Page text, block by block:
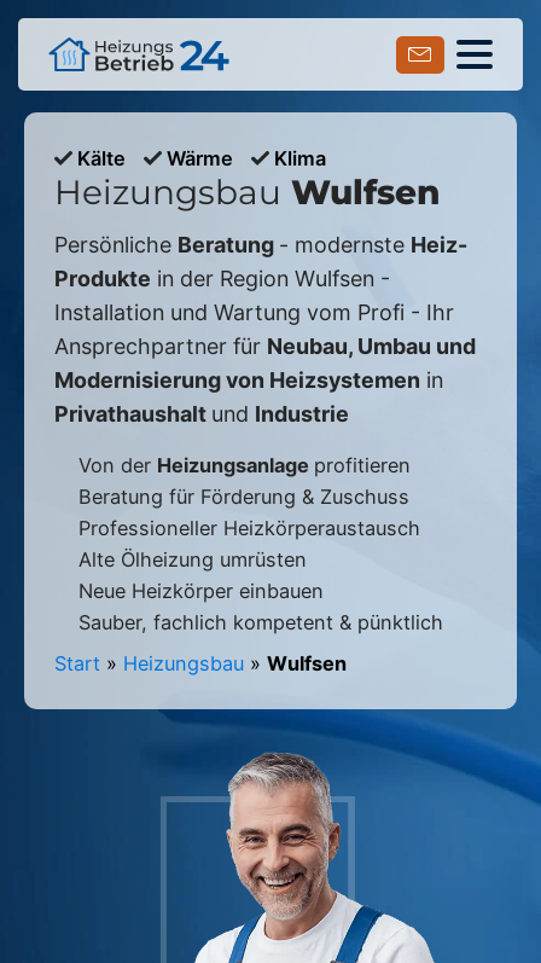
Kälte Wärme Klima
Heizungsbau Wulfsen
Persönliche Beratung - modernste Heiz-
Produkte in der Region Wulfsen -
Installation und Wartung vom Profi - Ihr
Ansprechpartner für Neubau, Umbau und
Modernisierung von Heizsystemen in
Privathaushalt und Industrie
Von der Heizungsanlage profitieren
Beratung für Förderung & Zuschuss
Professioneller Heizkörperaustausch
Alte Ölheizung umrüsten
Neue Heizkörper einbauen
Sauber, fachlich kompetent & pünktlich
Start » Heizungsbau » Wulfsen